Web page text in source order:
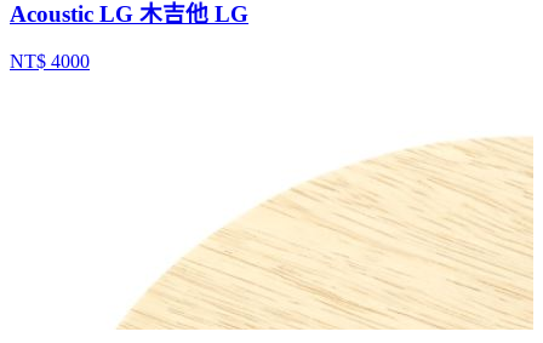
Acoustic LG 木吉他 LG
NT$ 4000